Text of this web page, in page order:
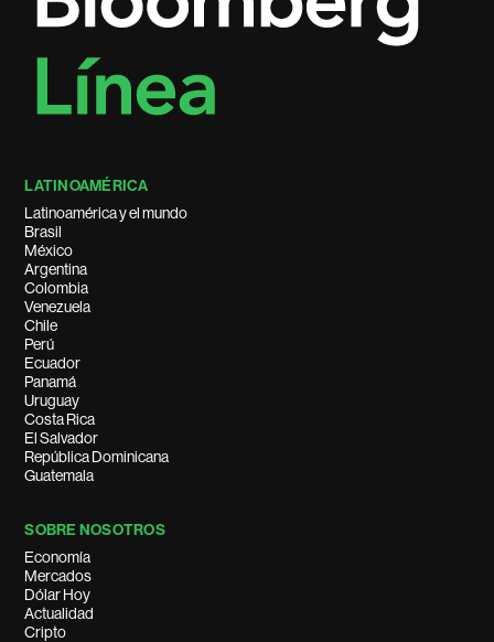
LATINOAMÉRICA
Latinoamérica y el mundo
Brasil
México
Argentina
Colombia
Venezuela
Chile
Perú
Ecuador
Panamá
Uruguay
Costa Rica
El Salvador
República Dominicana
Guatemala
SOBRE NOSOTROS
Economía
Mercados
Dólar Hoy
Actualidad
Cripto